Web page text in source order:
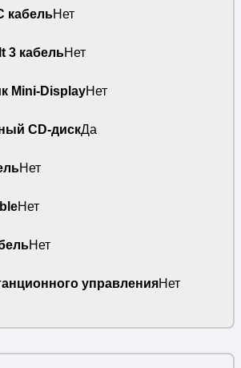
кабельНет
3 кабельНет
Mini-DisplayНет
CD-дискДа
Нет
Нет
Нет
управленияНет